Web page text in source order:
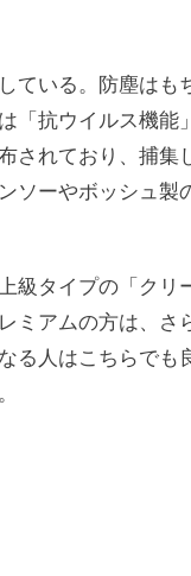
ている。防塵はも
「抗ウイルス機能
されており、捕集
ソーやボッシュ製
級タイプの「クリ
ミアムの方は、さ
る人はこちらでも